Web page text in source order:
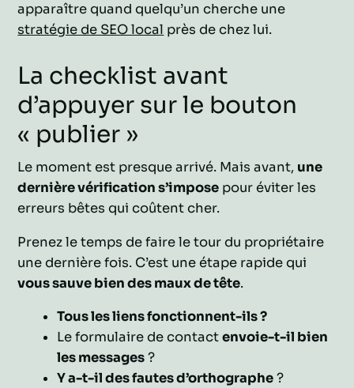
apparaître quand quelqu’un cherche une
stratégie de SEO local près de chez lui.
La checklist avant
d’appuyer sur le bouton
« publier »
Le moment est presque arrivé. Mais avant, une
dernière vérification s’impose pour éviter les
erreurs bêtes qui coûtent cher.
Prenez le temps de faire le tour du propriétaire
une dernière fois. C’est une étape rapide qui
vous sauve bien des maux de tête.
Tous les liens fonctionnent-ils ?
Le formulaire de contactenvoie-t-il bien
les messages?
Y a-t-il des fautes d’orthographe?